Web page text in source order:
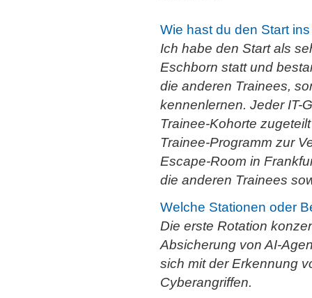
Wie hast du den Start
Ich habe den Start als
Eschborn statt und
die anderen Trainees,
kennenlernen. Jeder IT-
Trainee-Kohorte
Trainee-Programm zur
Escape-Room in
die anderen Trainees
Welche Stationen oder
Die erste Rotation
Absicherung von AI-
sich mit der Erkennung
Cyberangriffen.